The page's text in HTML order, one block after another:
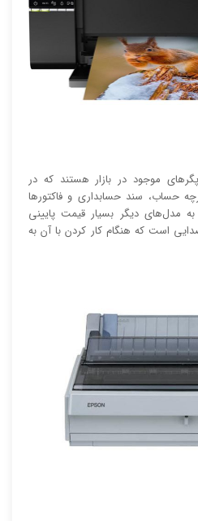
موجود در بازار هستند که در
حساب، سند حسابداری و فاکتور‌ها
مدل‌های دیگر بسیار قیمت پایینی
است که هنگام کار کردن با آن به